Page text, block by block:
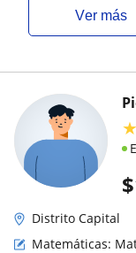
ver más
$
★
Distrito Capital
Matemáticas: